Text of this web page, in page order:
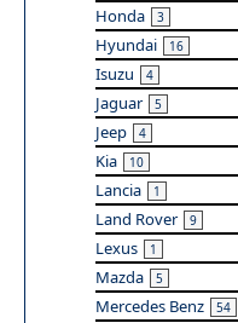
Honda 3
Hyundai 16
Isuzu 4
Jaguar 5
Jeep 4
Kia 10
Lancia 1
Land Rover 9
Lexus 1
Mazda 5
Mercedes Benz 54